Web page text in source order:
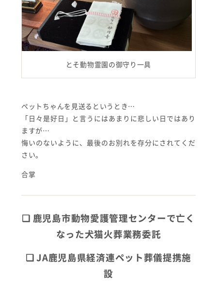
とそ動物霊園の御守り一具
ペットちゃんを見送るというとき…
「日々是好日」と言うにはあまりに悲しい日ではあり
ますが…
悔いのないように、最後のお別れを存分にされてくだ
さい。
合掌
❏ 鹿児島市動物愛護管理センターで亡く
なった犬猫火葬業務委託
❏ JA鹿児島県経済連ペット葬儀提携施
設